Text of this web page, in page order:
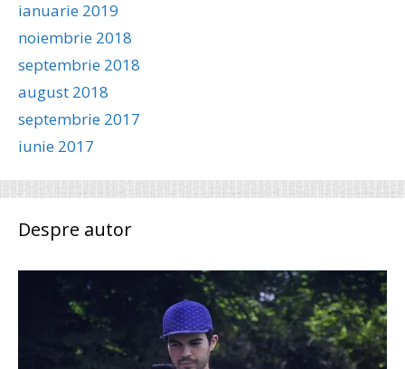
ianuarie 2019
noiembrie 2018
septembrie 2018
august 2018
septembrie 2017
iunie 2017
Despre autor